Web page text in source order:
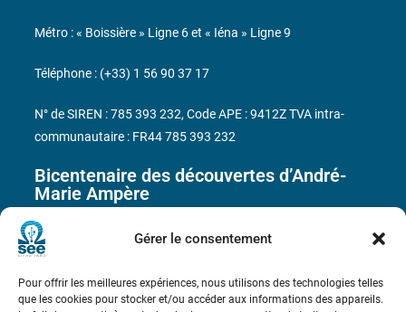
Gérer le consentement
Pour offrir les meilleures expériences, nous utilisons des technologies telles
que les cookies pour stocker et/ou accéder aux informations des appareils.
Bicentenaire des découvertes d’André-
Marie Ampère
Conditions Générales de Vente
Mentions légales
Métro : « Boissière » Ligne 6 et « Iéna » Ligne 9
Téléphone : (+33) 1 56 90 37 17
N° de SIREN : 785 393 232, Code APE : 9412Z TVA intra-
communautaire : FR44 785 393 232